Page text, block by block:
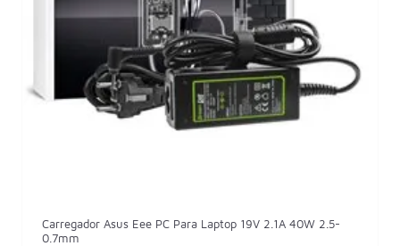
Carregador Asus Eee PC Para Laptop 19V 2.1A 40W 2.5-
0.7mm